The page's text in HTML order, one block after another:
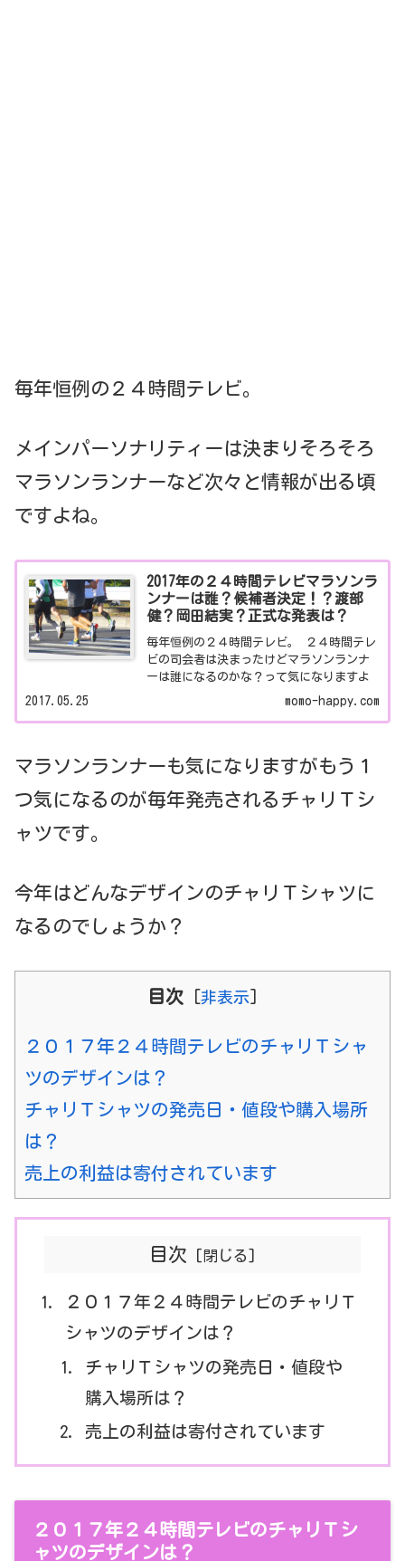
毎年恒例の２４時間テレビ。
メインパーソナリティーは決まりそろそろ
マラソンランナーなど次々と情報が出る頃
ですよね。
2017年の２４時間テレビマラソンラ
ンナーは誰？候補者決定！？渡部
健？岡田結実？正式な発表は？
毎年恒例の２４時間テレビ。 ２４時間テレ
ビの司会者は決まったけどマラソンランナ
ーは誰になるのかな？って気になりますよ
ね？ 時期的にもそろそろ発表されるかな？
momo-happy.com
2017.05.25
マラソンランナーも気になりますがもう１
つ気になるのが毎年発売されるチャリＴシ
ャツです。
今年はどんなデザインのチャリＴシャツに
なるのでしょうか？
目次 非表示
２０１７年２４時間テレビのチャリＴシャ
ツのデザインは？
チャリＴシャツの発売日・値段や購入場所
は？
売上の利益は寄付されています
目次
２０１７年２４時間テレビのチャリＴ
シャツのデザインは？
チャリＴシャツの発売日・値段や
購入場所は？
売上の利益は寄付されています
２０１７年２４時間テレビのチャリＴシ
ャツのデザインは？